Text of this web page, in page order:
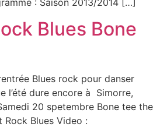
: Saison 2013/2014 […]
Blues Bone
Blues rock pour danser
l’été dure encore à Simorre,
20 spetembre Bone tee the
Rock Blues Video :